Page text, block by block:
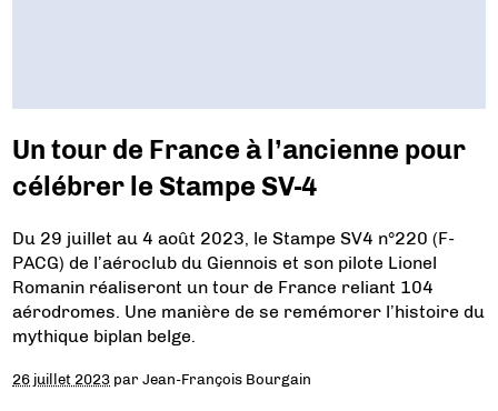
Un tour de France à l’ancienne pour
célébrer le Stampe SV-4
Du 29 juillet au 4 août 2023, le Stampe SV4 n°220 (F-
PACG) de l’aéroclub du Giennois et son pilote Lionel
Romanin réaliseront un tour de France reliant 104
aérodromes. Une manière de se remémorer l’histoire du
mythique biplan belge.
26 juillet 2023 parJean-François Bourgain